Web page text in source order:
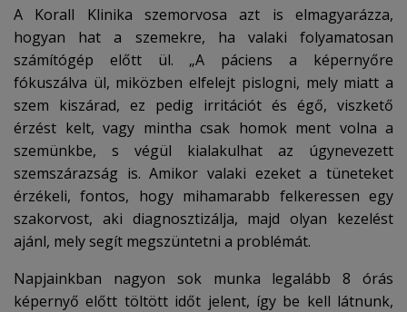
A Korall Klinika szemorvosa azt is elmagyarázza,
hogyan hat a szemekre, ha valaki folyamatosan
számítógép előtt ül. „A páciens a képernyőre
fókuszálva ül, miközben elfelejt pislogni, mely miatt a
szem kiszárad, ez pedig irritációt és égő, viszkető
érzést kelt, vagy mintha csak homok ment volna a
szemünkbe, s végül kialakulhat az úgynevezett
szemszárazság is. Amikor valaki ezeket a tüneteket
érzékeli, fontos, hogy mihamarabb felkeressen egy
szakorvost, aki diagnosztizálja, majd olyan kezelést
ajánl, mely segít megszüntetni a problémát.
Napjainkban nagyon sok munka legalább 8 órás
képernyő előtt töltött időt jelent, így be kell látnunk,